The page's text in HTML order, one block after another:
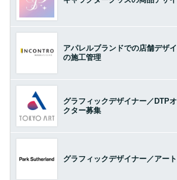
アパレルブランドでの店舗デザ
の施工管理
グラフィックデザイナー／DTP
クター募集
グラフィックデザイナー／アー